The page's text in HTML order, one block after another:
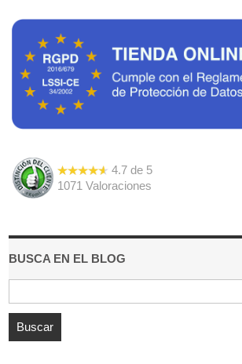
4.7 de 5
1071
Valoraciones
BUSCA EN EL BLOG